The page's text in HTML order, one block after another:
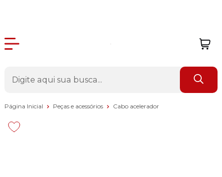
Página Inicial Peças e acessórios Cabo acelerador